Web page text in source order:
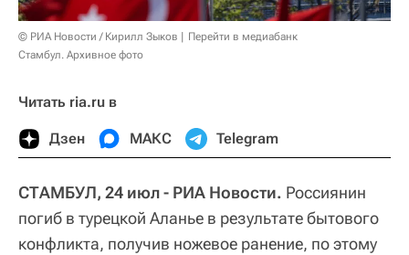
© РИА Новости / Кирилл Зыков
Перейти в медиабанк
Стамбул. Архивное фото
Читать ria.ru в
Дзен МАКС Telegram
СТАМБУЛ, 24 июл - РИА Новости. Россиянин
погиб в турецкой Аланье в результате бытового
конфликта, получив ножевое ранение, по этому